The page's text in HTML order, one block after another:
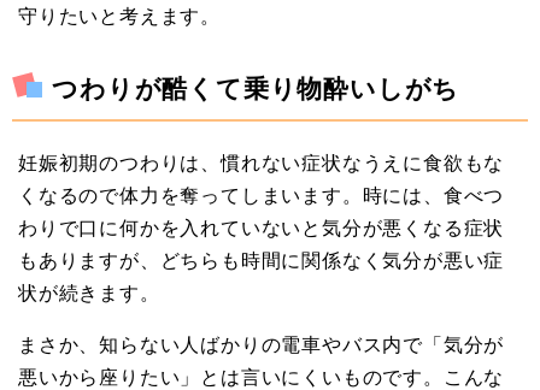
守りたいと考えます。
つわりが酷くて乗り物酔いしがち
妊娠初期のつわりは、慣れない症状なうえに食欲もな
くなるので体力を奪ってしまいます。時には、食べつ
わりで口に何かを入れていないと気分が悪くなる症状
もありますが、どちらも時間に関係なく気分が悪い症
状が続きます。
まさか、知らない人ばかりの電車やバス内で「気分が
悪いから座りたい」とは言いにくいものです。こんな